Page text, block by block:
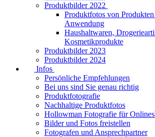
Produktbilder 2022
Produktfotos von
Anwendung
Haushaltwaren,
Kosmetikprodukte
Produktbilder 2023
Produktbilder 2024
Infos
Persönliche Empfehlungen
Bei uns sind Sie genau richtig
Produktfotografie
Nachhaltige Produktfotos
Hollowman Fotografie für
Bilder und Fotos freistellen
Fotografen und Ansprechpartner